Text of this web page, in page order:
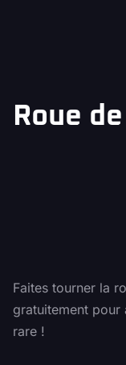
Roue
Faites tourner la
gratuitement pour
rare !